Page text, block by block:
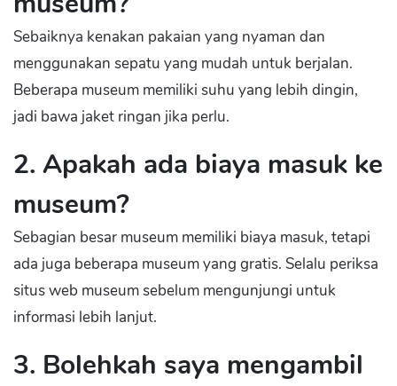
Sebaiknya kenakan pakaian yang nyaman dan
menggunakan sepatu yang mudah untuk berjalan.
Beberapa museum memiliki suhu yang lebih dingin,
jadi bawa jaket ringan jika perlu.
2. Apakah ada biaya masuk ke
museum?
Sebagian besar museum memiliki biaya masuk, tetapi
ada juga beberapa museum yang gratis. Selalu periksa
situs web museum sebelum mengunjungi untuk
informasi lebih lanjut.
3. Bolehkah saya mengambil